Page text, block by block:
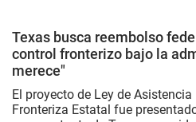
Texas busca reembolso
control fronterizo bajo la
merece"
El proyecto de Ley de
Fronteriza Estatal fue